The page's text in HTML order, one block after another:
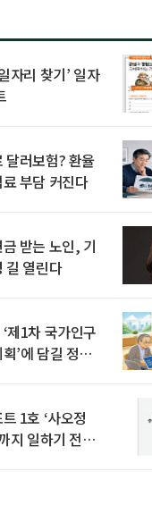
자리 찾기’ 일자
달러보험? 환율
부담 커진다
받는 노인, 기
길 열린다
제1차 국가인구
’에 담길 정책
1호 ‘사오정
지 일하기 전략’